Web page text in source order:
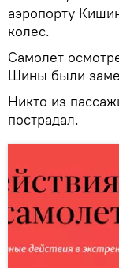
аэропорту
колес.
Самолет
Шины были
Никто из
пострадал.